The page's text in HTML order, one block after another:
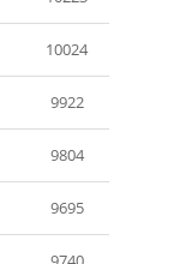
10024
9922
9804
9695